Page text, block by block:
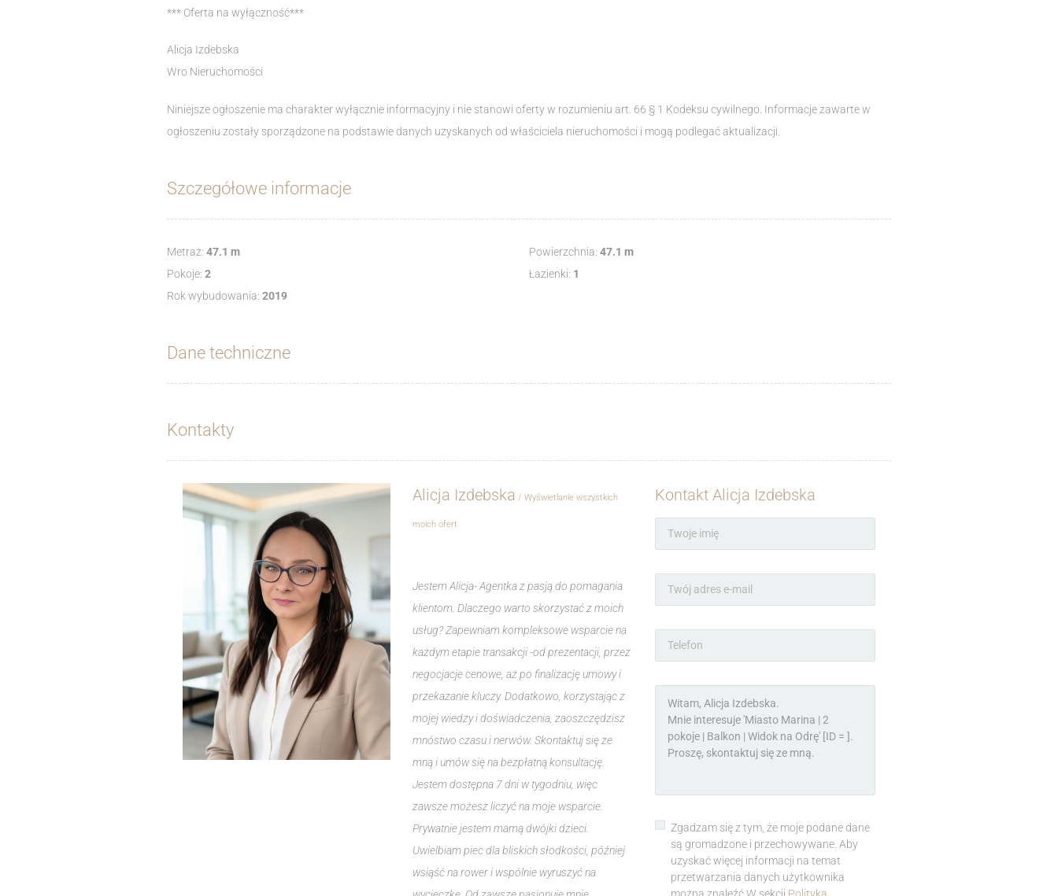
*** Oferta na wyłączność***
Alicja Izdebska
Wro Nieruchomości
Niniejsze ogłoszenie ma charakter wyłącznie informacyjny i nie stanowi oferty w rozumieniu art. 66 § 1 Kodeksu cywilnego. Informacje zawarte w
ogłoszeniu zostały sporządzone na podstawie danych uzyskanych od właściciela nieruchomości i mogą podlegać aktualizacji.
Szczegółowe informacje
Metraż: 47.1 m Powierzchnia: 47.1 m
Pokoje: 2 Łazienki: 1
Rok wybudowania: 2019
Dane techniczne
Kontakty
Alicja Izdebska Wyświetlanie wszystkich
moich ofert
Jestem Alicja- Agentka z pasją do pomagania
klientom. Dlaczego warto skorzystać z moich
usług? Zapewniam kompleksowe wsparcie na
każdym etapie transakcji -od prezentacji, przez
negocjacje cenowe, aż po finalizację umowy i
przekazanie kluczy. Dodatkowo, korzystając z
mojej wiedzy i doświadczenia, zaoszczędzisz
mnóstwo czasu i nerwów. Skontaktuj się ze
mną i umów się na bezpłatną konsultację.
Jestem dostępna 7 dni w tygodniu, więc
zawsze możesz liczyć na moje wsparcie.
Prywatnie jestem mamą dwójki dzieci.
Uwielbiam piec dla bliskich słodkości, później
wsiąść na rower i wspólnie wyruszyć na
Kontakt Alicja Izdebska
Zgadzam się z tym, że moje podane dane
są gromadzone i przechowywane. Aby
uzyskać więcej informacji na temat
przetwarzania danych użytkownika
można znaleźć W sekcji Polityka